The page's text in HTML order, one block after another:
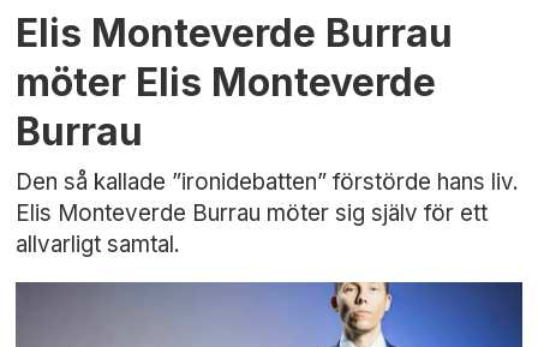
Elis Monteverde Burrau
möter Elis Monteverde
Burrau
Den så kallade ”ironidebatten” förstörde hans liv.
Elis Monteverde Burrau möter sig själv för ett
allvarligt samtal.